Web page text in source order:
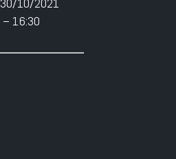
– 16:30